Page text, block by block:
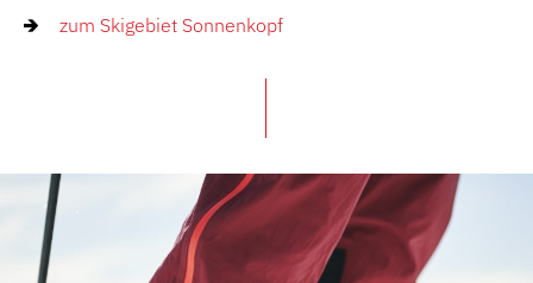
zum Skigebiet Sonnenkopf